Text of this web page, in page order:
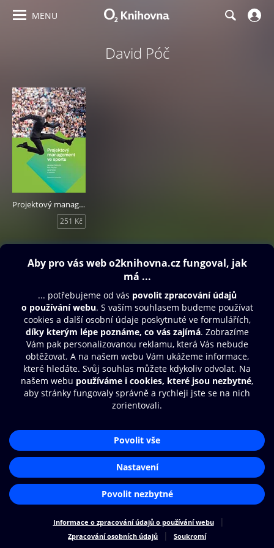
MENU
David Póč
Projektový management ve sportu
251 Kč
Obsah ke stažení
Další zábava
© O2 Czech Republic a.s.
Nákupní řád
Přístupnost
Cookies
Nastavení cookies
Aplikace O2 Knihovna
Čti a poslouchej své e-knihy a
audioknihy rychleji a pohodlněji.